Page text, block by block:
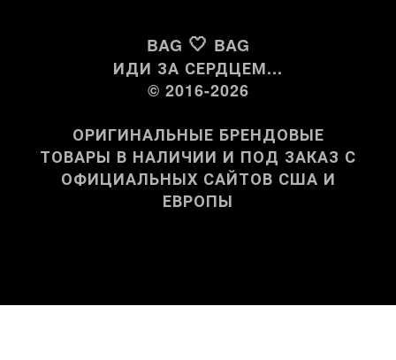
BAG 🤍 BAG
ИДИ ЗА СЕРДЦЕМ...
© 2016-2026
ОРИГИНАЛЬНЫЕ БРЕНДОВЫЕ
ТОВАРЫ В НАЛИЧИИ И ПОД ЗАКАЗ С
ОФИЦИАЛЬНЫХ САЙТОВ США И
ЕВРОПЫ